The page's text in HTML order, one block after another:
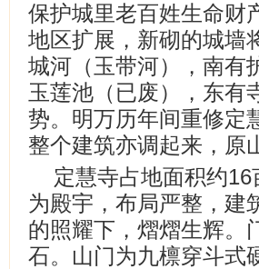
保护城里老百姓生命财
地区扩展，新砌的城墙
城河（玉带河），南有
玉莲池（已废），东有
势。明万历年间重修定
整个建筑亦调起来，原
定慧寺占地面积约16
为殿宇，布局严整，建
的照耀下，熠熠生辉。
石。山门为九檩穿斗式